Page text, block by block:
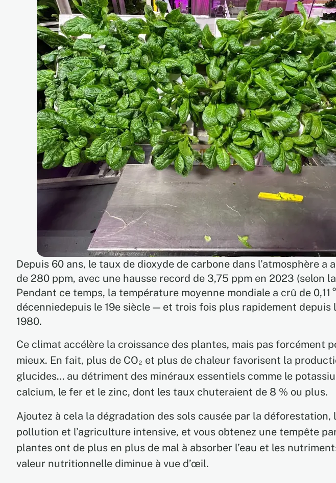
Depuis 60 ans, le taux de dioxyde de carbone dans l’atmosphère a
de 280 ppm, avec une hausse record de 3,75 ppm en 2023 (selon
Pendant ce temps, la température moyenne mondiale a crû de 0,11
décenniedepuis le 19e siècle — et trois fois plus rapidement depuis
1980.
Ce climat accélère la croissance des plantes, mais pas forcément
mieux. En fait, plus de CO₂ et plus de chaleur favorisent la
glucides… au détriment des minéraux essentiels comme le
calcium, le fer et le zinc, dont les taux chuteraient de 8 % ou plus.
Ajoutez à cela la dégradation des sols causée par la déforestation,
pollution et l’agriculture intensive, et vous obtenez une tempête
plantes ont de plus en plus de mal à absorber l’eau et les
valeur nutritionnelle diminue à vue d’œil.